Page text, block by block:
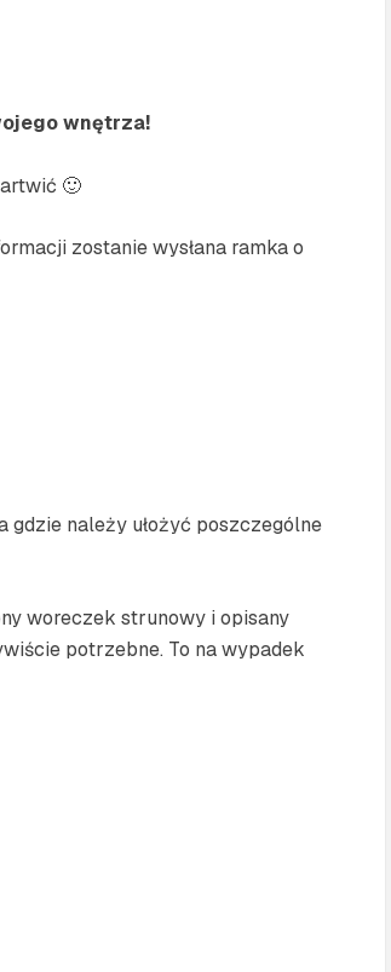
wnętrza!
🙂
zostanie wysłana ramka o
gdzie należy ułożyć poszczególne
woreczek strunowy i opisany
potrzebne. To na wypadek